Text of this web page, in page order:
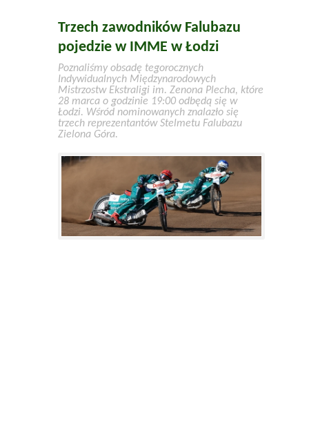
Trzech zawodników Falubazu
pojedzie w IMME w Łodzi
Poznaliśmy obsadę tegorocznych
Indywidualnych Międzynarodowych
Mistrzostw Ekstraligi im. Zenona Plecha, które
28 marca o godzinie 19:00 odbędą się w
Łodzi. Wśród nominowanych znalazło się
trzech reprezentantów Stelmetu Falubazu
Zielona Góra.